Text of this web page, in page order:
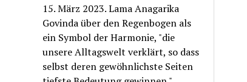
15. März 2023. Lama Anagarika
Govinda über den Regenbogen als
ein Symbol der Harmonie, "die
unsere Alltagswelt verklärt, so dass
selbst deren gewöhnlichste Seiten